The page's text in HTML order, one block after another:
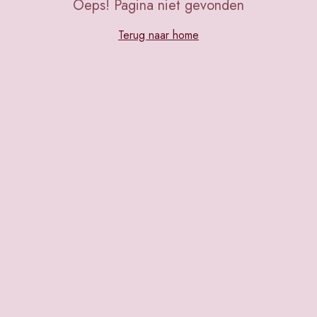
Oeps! Pagina niet gevonden
Terug naar home